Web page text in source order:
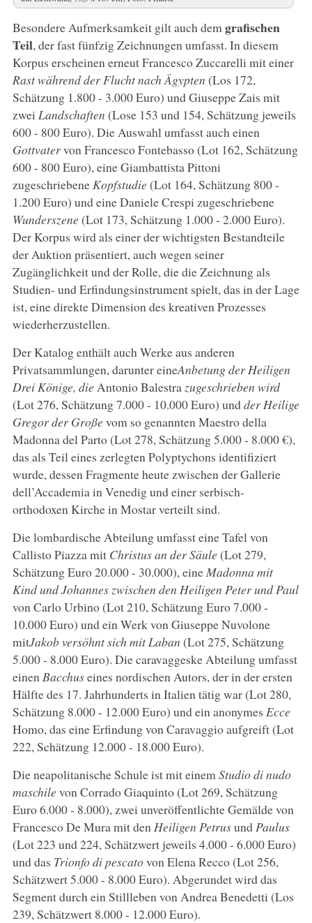
Besondere Aufmerksamkeit gilt auch demgrafischen
Teil, der fast fünfzig Zeichnungen umfasst. In diesem
Korpus erscheinen erneut Francesco Zuccarelli mit einer
Rast während der Flucht nach Ägypten (Los 172,
Schätzung 1.800 - 3.000 Euro) und Giuseppe Zais mit
zwei Landschaften (Lose 153 und 154, Schätzung jeweils
600 - 800 Euro). Die Auswahl umfasst auch einen
Gottvatervon Francesco Fontebasso (Lot 162, Schätzung
600 - 800 Euro), eine Giambattista Pittoni
zugeschriebeneKopfstudie(Lot 164, Schätzung 800 -
1.200 Euro) und eine Daniele Crespi zugeschriebene
Wunderszene(Lot 173, Schätzung 1.000 - 2.000 Euro).
Der Korpus wird als einer der wichtigsten Bestandteile
der Auktion präsentiert, auch wegen seiner
Zugänglichkeit und der Rolle, die die Zeichnung als
Studien- und Erfindungsinstrument spielt, das in der Lage
ist, eine direkte Dimension des kreativen Prozesses
wiederherzustellen.
Der Katalog enthält auch Werke aus anderen
Privatsammlungen, darunter eineAnbetung der Heiligen
Drei Könige, dieAntonio Balestrazugeschrieben wird
(Lot 276, Schätzung 7.000 - 10.000 Euro) undder Heilige
Gregor der Großevom so genannten Maestro della
Madonna del Parto (Lot 278, Schätzung 5.000 - 8.000 €),
das als Teil eines zerlegten Polyptychons identifiziert
wurde, dessen Fragmente heute zwischen der Gallerie
dell’Accademia in Venedig und einer serbisch-
orthodoxen Kirche in Mostar verteilt sind.
Die lombardische Abteilung umfasst eine Tafel von
Callisto Piazza mit Christus an der Säule(Lot 279,
Schätzung Euro 20.000 - 30.000), eineMadonna mit
Kind und Johannes zwischen den Heiligen Peterund Paul
von Carlo Urbino (Lot 210, Schätzung Euro 7.000 -
10.000 Euro) und ein Werk von Giuseppe Nuvolone
mitJakob versöhnt sich mit Laban (Lot 275, Schätzung
5.000 - 8.000 Euro). Die caravaggeske Abteilung umfasst
einenBacchuseines nordischen Autors, der in der ersten
Hälfte des 17. Jahrhunderts in Italien tätig war (Lot 280,
Schätzung 8.000 - 12.000 Euro) und ein anonymes Ecce
Homo, das eine Erfindung von Caravaggio aufgreift (Lot
222, Schätzung 12.000 - 18.000 Euro).
Die neapolitanische Schule ist mit einemStudio di nudo
maschilevon Corrado Giaquinto (Lot 269, Schätzung
Euro 6.000 - 8.000), zwei unveröffentlichte Gemälde von
Francesco De Mura mit denHeiligen PetrusundPaulus
(Lot 223 und 224, Schätzwert jeweils 4.000 - 6.000 Euro)
und das Trionfo di pescatovon Elena Recco (Lot 256,
Schätzwert 5.000 - 8.000 Euro). Abgerundet wird das
Segment durch ein Stillleben von Andrea Benedetti (Los
239, Schätzwert 8.000 - 12.000 Euro).